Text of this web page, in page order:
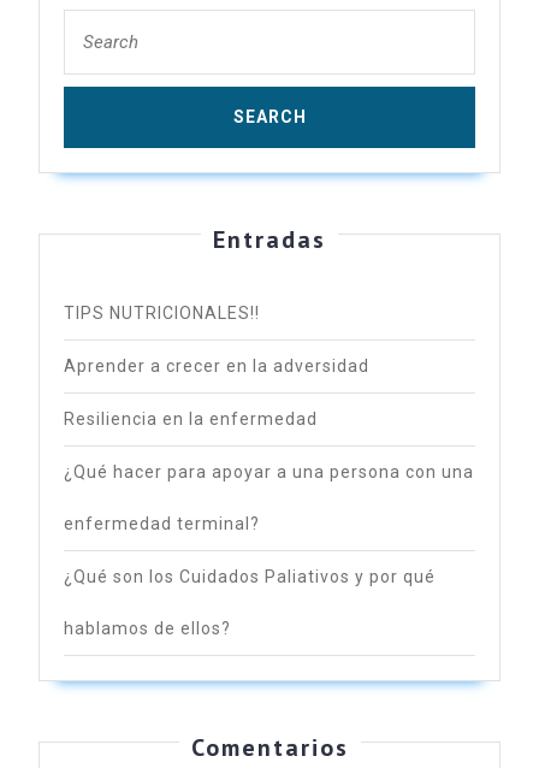
for:
Entradas
TIPS NUTRICIONALES!!
Aprender a crecer en la adversidad
Resiliencia en la enfermedad
¿Qué hacer para apoyar a una persona con una
enfermedad terminal?
¿Qué son los Cuidados Paliativos y por qué
hablamos de ellos?
Comentarios